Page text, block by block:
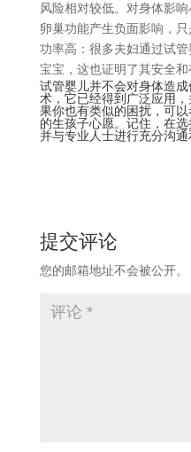
风险相对较低。对身体影
卵巢功能产生负面影响，
功率高：很多夫妇通过试
宝宝，这也证明了其安全和
试管婴儿并不会对身体造
术，它已经得到广泛应用
果你也有类似的困扰，可
的生孩子心愿。记住，在
并与专业人士进行充分沟通
提交评论
您的邮箱地址不会被公开。